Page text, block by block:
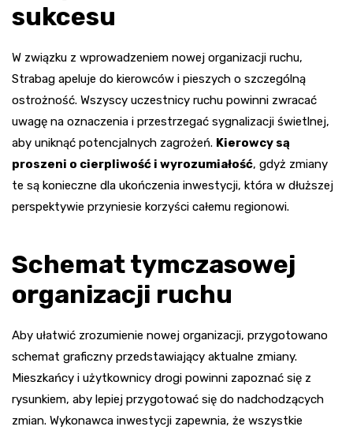
sukcesu
W związku z wprowadzeniem nowej organizacji ruchu,
Strabag apeluje do kierowców i pieszych o szczególną
ostrożność. Wszyscy uczestnicy ruchu powinni zwracać
uwagę na oznaczenia i przestrzegać sygnalizacji świetlnej,
aby uniknąć potencjalnych zagrożeń. Kierowcy są
proszeni o cierpliwość i wyrozumiałość, gdyż zmiany
te są konieczne dla ukończenia inwestycji, która w dłuższej
perspektywie przyniesie korzyści całemu regionowi.
Schemat tymczasowej
organizacji ruchu
Aby ułatwić zrozumienie nowej organizacji, przygotowano
schemat graficzny przedstawiający aktualne zmiany.
Mieszkańcy i użytkownicy drogi powinni zapoznać się z
rysunkiem, aby lepiej przygotować się do nadchodzących
zmian. Wykonawca inwestycji zapewnia, że wszystkie